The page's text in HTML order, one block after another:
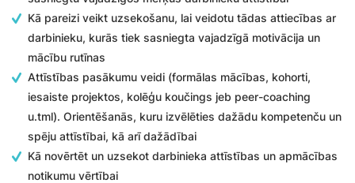
Kā pareizi veikt uzsekošanu, lai veidotu tādas attiecības ar
darbinieku, kurās tiek sasniegta vajadzīgā motivācija un
mācību rutīnas
Attīstības pasākumu veidi (formālas mācības, kohorti,
iesaiste projektos, kolēģu koučings jeb peer-coaching
u.tml). Orientēšanās, kuru izvēlēties dažādu kompetenču un
spēju attīstībai, kā arī dažādībai
Kā novērtēt un uzsekot darbinieka attīstības un apmācības
notikumu vērtībai